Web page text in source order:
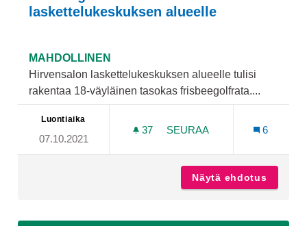
laskettelukeskuksen alueelle
MAHDOLLINEN
Hirvensalon laskettelukeskuksen alueelle tulisi
rakentaa 18-väyläinen tasokas frisbeegolfrata....
Luontiaika
07.10.2021
37 37 SEURAAJAA
SEURAA
6
Näytä ehdotus